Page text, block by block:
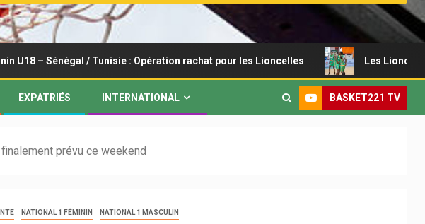
/ Tunisie : Opération rachat pour les Lioncelles Les Lionceaux s’offrent
EXPATRIÉS INTERNATIONAL BASKET221 TV
prévu ce weekend
NATIONAL 1 FÉMININ NATIONAL 1 MASCULIN